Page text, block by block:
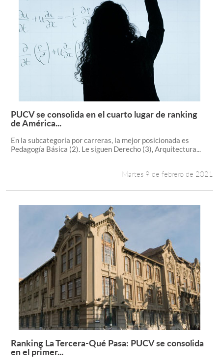
Leer más +
PUCV se consolida en el cuarto lugar de ranking
de América...
En la subcategoría por carreras, la mejor posicionada es
Pedagogía Básica (2). Le siguen Derecho (3), Arquitectura...
Martes 9 de febrero de 2021
Leer más +
Ranking La Tercera-Qué Pasa: PUCV se consolida
en el primer...